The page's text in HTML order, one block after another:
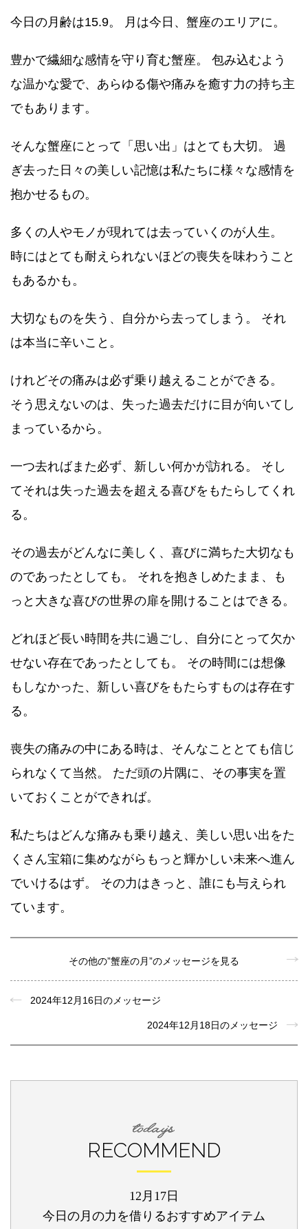
今日の月齢は15.9。 月は今日、蟹座のエリアに。
豊かで繊細な感情を守り育む蟹座。 包み込むよう
な温かな愛で、あらゆる傷や痛みを癒す力の持ち主
でもあります。
そんな蟹座にとって「思い出」はとても大切。 過
ぎ去った日々の美しい記憶は私たちに様々な感情を
抱かせるもの。
多くの人やモノが現れては去っていくのが人生。
時にはとても耐えられないほどの喪失を味わうこと
もあるかも。
大切なものを失う、自分から去ってしまう。 それ
は本当に辛いこと。
けれどその痛みは必ず乗り越えることができる。
そう思えないのは、失った過去だけに目が向いてし
まっているから。
一つ去ればまた必ず、新しい何かが訪れる。 そし
てそれは失った過去を超える喜びをもたらしてくれ
る。
その過去がどんなに美しく、喜びに満ちた大切なも
のであったとしても。 それを抱きしめたまま、も
っと大きな喜びの世界の扉を開けることはできる。
どれほど長い時間を共に過ごし、自分にとって欠か
せない存在であったとしても。 その時間には想像
もしなかった、新しい喜びをもたらすものは存在す
る。
喪失の痛みの中にある時は、そんなこととても信じ
られなくて当然。 ただ頭の片隅に、その事実を置
いておくことができれば。
私たちはどんな痛みも乗り越え、美しい思い出をた
くさん宝箱に集めながらもっと輝かしい未来へ進ん
でいけるはず。 その力はきっと、誰にも与えられ
ています。
その他の”蟹座の月”のメッセージを見る
2024年12月16日のメッセージ
2024年12月18日のメッセージ
RECOMMEND
12月17日
今日の月の力を借りるおすすめアイテム